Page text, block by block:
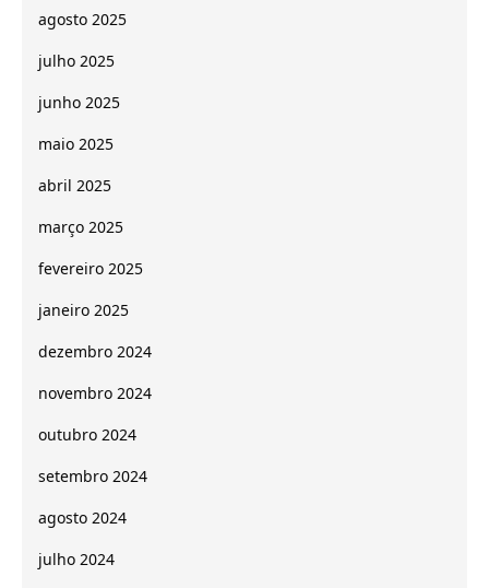
agosto 2025
julho 2025
junho 2025
maio 2025
abril 2025
março 2025
fevereiro 2025
janeiro 2025
dezembro 2024
novembro 2024
outubro 2024
setembro 2024
agosto 2024
julho 2024